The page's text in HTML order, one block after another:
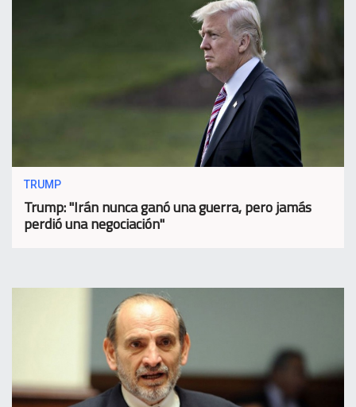
TRUMP
Trump: "Irán nunca ganó una guerra, pero jamás
perdió una negociación"